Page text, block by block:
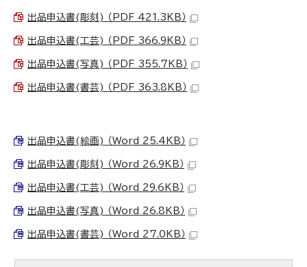
出品申込書(彫刻) （PDF 421.3KB）
出品申込書(工芸) （PDF 366.9KB）
出品申込書(写真) （PDF 355.7KB）
出品申込書(書芸) （PDF 363.8KB）
出品申込書(絵画) （Word 25.4KB）
出品申込書(彫刻) （Word 26.9KB）
出品申込書(工芸) （Word 29.6KB）
出品申込書(写真) （Word 26.8KB）
出品申込書(書芸) （Word 27.0KB）